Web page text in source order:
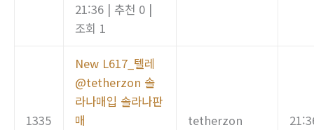
21:36 | 추천 0 |
조회 1
1335
New L617_텔레
@tetherzon 솔
라나매입 솔라나판
매
tetherzon